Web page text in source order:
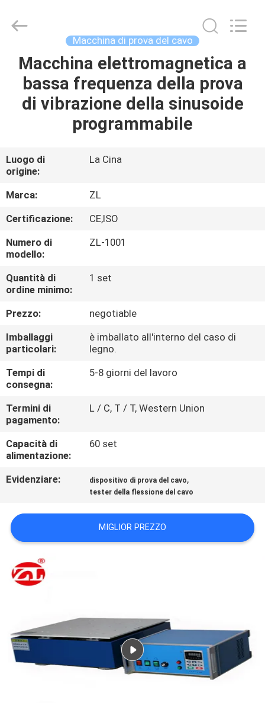
CASA
PRODOTTI
CIRCA
NOI
GIRO
DELLA
FABBRICA
CONTROLLO
DI
QUALITÀ
CONTATTICI
NOTIZIE
UNA
VR
SHOW
PRIVACY
POLICY
Instrument
Technology
Reserved.
Macchina di prova del cavo
Macchina elettromagnetica a
bassa frequenza della prova
di vibrazione della sinusoide
programmabile
Luogo di
origine:
La Cina
Marca:
ZL
Certificazione:
CE,ISO
Numero di
modello:
ZL-1001
Quantità di
ordine minimo:
1 set
Prezzo:
negotiable
Imballaggi
particolari:
è imballato all'interno del caso di
legno.
Tempi di
consegna:
5-8 giorni del lavoro
Termini di
pagamento:
L / C, T / T, Western Union
Capacità di
alimentazione:
60 set
Evidenziare: dispositivo di prova del cavo,
tester della flessione del cavo
MIGLIOR PREZZO